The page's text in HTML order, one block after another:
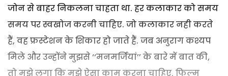
जोन से बाहर निकलना चाहता था. हर कलाकार को समय
समय पर स्वखोज करनी चाहिए. जो कलाकार नही करते
हैं, वह फ्रस्टेशन के शिकार हो जाते हैं. जब अनुराग कश्यप
मिले और उन्होंने मुझसे ‘‘मनमर्जियां’’ के बारे में बात की,
तो मुझे लगा कि मुझे ऐसा काम करना चाहिए. फिल्म